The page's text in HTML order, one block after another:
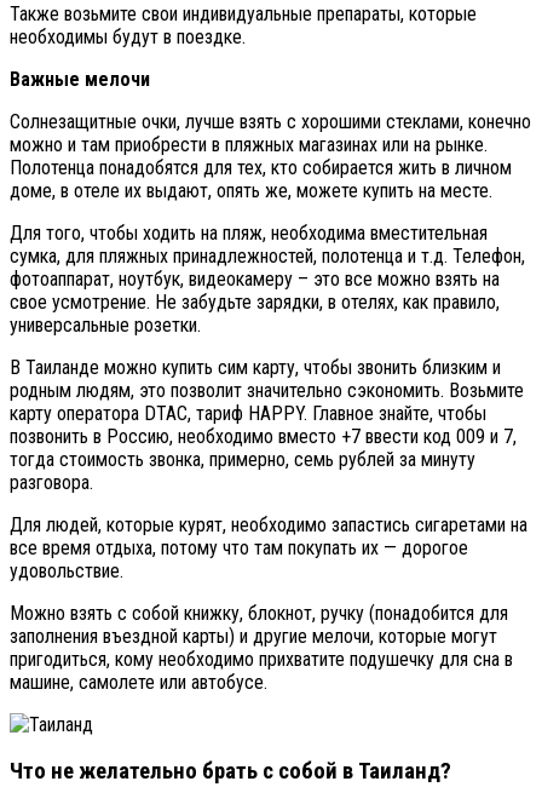
Также возьмите свои индивидуальные препараты, которые
необходимы будут в поездке.
Важные мелочи
Солнезащитные очки, лучше взять с хорошими стеклами, конечно
можно и там приобрести в пляжных магазинах или на рынке.
Полотенца понадобятся для тех, кто собирается жить в личном
доме, в отеле их выдают, опять же, можете купить на месте.
Для того, чтобы ходить на пляж, необходима вместительная
сумка, для пляжных принадлежностей, полотенца и т.д. Телефон,
фотоаппарат, ноутбук, видеокамеру – это все можно взять на
свое усмотрение. Не забудьте зарядки, в отелях, как правило,
универсальные розетки.
В Таиланде можно купить сим карту, чтобы звонить близким и
родным людям, это позволит значительно сэкономить. Возьмите
карту оператора DTAC, тариф HAPPY. Главное знайте, чтобы
позвонить в Россию, необходимо вместо +7 ввести код 009 и 7,
тогда стоимость звонка, примерно, семь рублей за минуту
разговора.
Для людей, которые курят, необходимо запастись сигаретами на
все время отдыха, потому что там покупать их — дорогое
удовольствие.
Можно взять с собой книжку, блокнот, ручку (понадобится для
заполнения въездной карты) и другие мелочи, которые могут
пригодиться, кому необходимо прихватите подушечку для сна в
машине, самолете или автобусе.
Что не желательно брать с собой в Таиланд?